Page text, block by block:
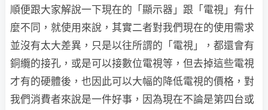
順便跟大家解說一下現在的「顯示器」跟「電視」有什
麼不同，就使用來說，其實二者對我們現在的使用需求
並沒有太大差異，只是以往所謂的「電視」，都還會有
銅纜的接孔，或是可以接數位電視等，但去掉這些電視
才有的硬體後，也因此可以大幅的降低電視的價格，對
我們消費者來說是一件好事，因為現在不論是第四台或